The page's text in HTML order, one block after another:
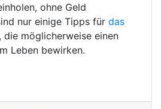
ohne Geld
nur einige Tipps für das
, die möglicherweise einen
Leben bewirken.